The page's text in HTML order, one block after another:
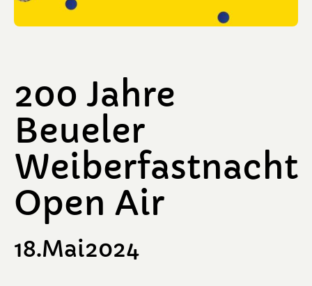
200 Jahre
Beueler
Weiberfastnacht
Open Air
18 Mai2024